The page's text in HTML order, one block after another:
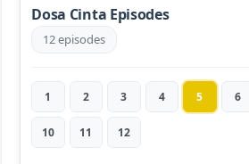
Dosa Cinta Episodes
12 episodes
1 2 3 4 5 6
10 11 12